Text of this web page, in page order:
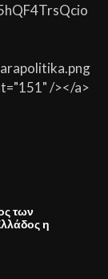
/></a>
των
η